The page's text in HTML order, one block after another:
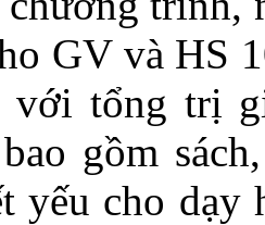
GV và HS
với tổng trị
gồm
yếu cho dạy